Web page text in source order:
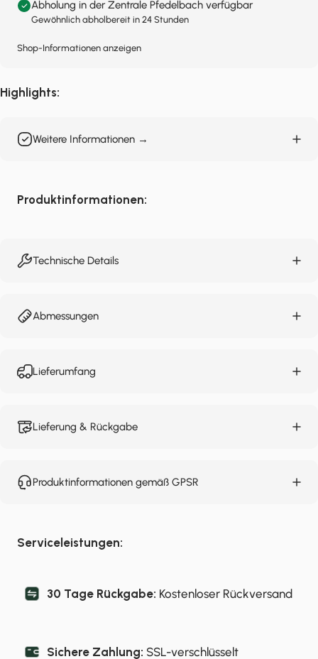
Abholung in der Zentrale Pfedelbach verfügbar
Gewöhnlich abholbereit in 24 Stunden
Shop-Informationen anzeigen
Highlights:
Weitere Informationen →
Produktinformationen:
Technische Details
Abmessungen
Lieferumfang
Lieferung & Rückgabe
Produktinformationen gemäß GPSR
Serviceleistungen:
30 Tage Rückgabe: Kostenloser Rückversand
Sichere Zahlung: SSL-verschlüsselt